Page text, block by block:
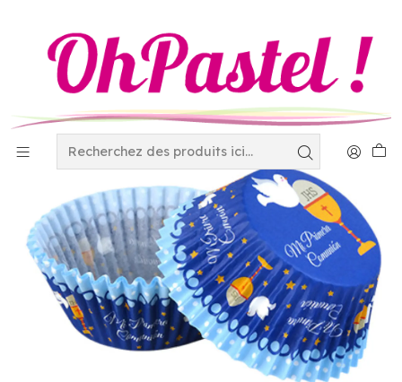
Capacillo Std 1a comunion azul 4-2736